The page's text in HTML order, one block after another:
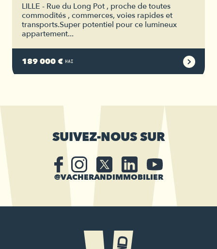
LILLE - Rue du Long Pot , proche de toutes
commodités , commerces, voies rapides et
transports.Super potentiel pour ce lumineux
appartement...
189 000 € HAI
SUIVEZ-NOUS SUR
@VACHERANDIMMOBILIER